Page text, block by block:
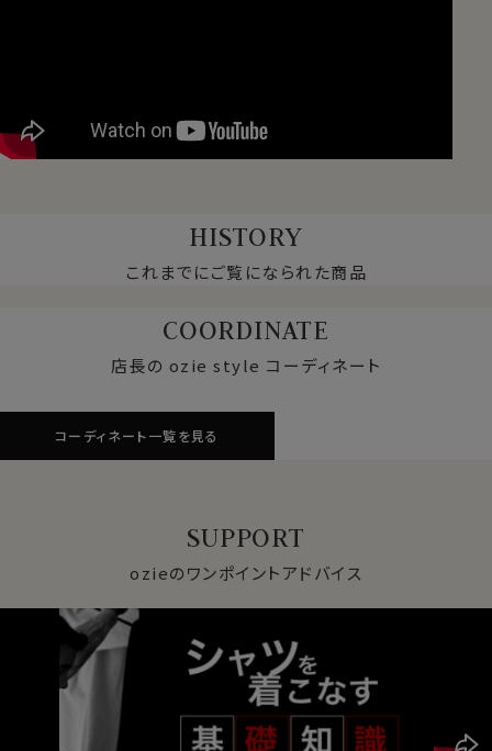
HISTORY
これまでにご覧になられた商品
COORDINATE
店長の ozie style コーディネート
コーディネート一覧を見る
SUPPORT
ozieのワンポイントアドバイス